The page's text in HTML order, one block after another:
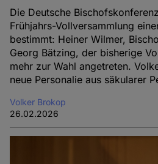
Die Deutsche
Frühjahrs-Vollversammlung
bestimmt: Heiner Wilmer,
Georg Bätzing, der bisherige
mehr zur Wahl angetreten.
neue Personalie aus säkularer
Volker Brokop
26.02.2026